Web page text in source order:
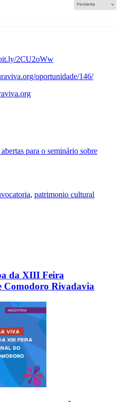
2CU2oWw
oportunidade/146/
para o seminário sobre
, patrimonio cultural
da XIII Feira
Rivadavia